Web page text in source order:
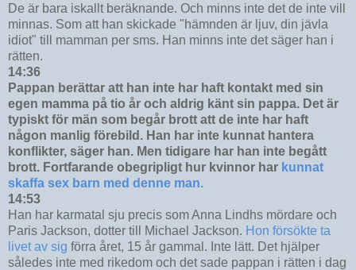
De är bara iskallt beräknande. Och minns inte det de inte vill
minnas. Som att han skickade "hämnden är ljuv, din jävla
idiot" till mamman per sms. Han minns inte det säger han i
rätten.
14:36
Pappan berättar att han inte har haft kontakt med sin
egen mamma på tio år och aldrig känt sin pappa. Det är
typiskt för män som begår brott att de inte har haft
någon manlig förebild. Han har inte kunnat hantera
konflikter, säger han. Men tidigare har han inte begått
brott. Fortfarande obegripligt hur kvinnor har kunnat
skaffa sex barn med denne man.
14:53
Han har karmatal sju precis som Anna Lindhs mördare och
Paris Jackson, dotter till Michael Jackson. Hon försökte ta
livet av sig förra året, 15 år gammal. Inte lätt. Det hjälper
således inte med rikedom och det sade pappan i rätten i dag